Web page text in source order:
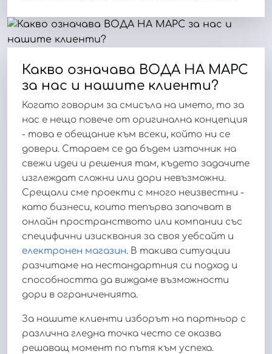
Какво означава ВОДА НА МАРС
за нас и нашите клиенти?
Когато говорим за смисъла на името, то за
нас е нещо повече от оригинална концепция
- това е обещание към всеки, който ни се
довери. Стараем се да бъдем източник на
свежи идеи и решения там, където задачите
изглеждат сложни или дори невъзможни.
Срещали сме проекти с много неизвестни -
като бизнеси, които тепърва започват в
онлайн пространството или компании със
специфични изисквания за своя уебсайт и
електронен магазин. В такива ситуации
разчитаме на нестандартния си подход и
способността да виждаме възможности
дори в ограниченията.
За нашите клиенти изборът на партньор с
различна гледна точка често се оказва
решаващ момент по пътя към успеха.